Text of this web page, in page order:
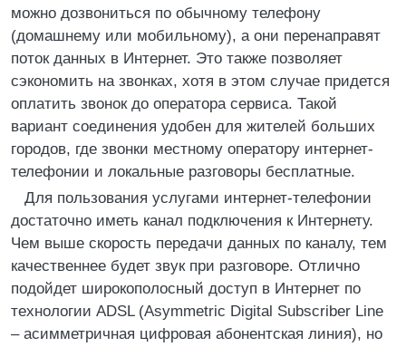
можно дозвониться по обычному телефону
(домашнему или мобильному), а они перенаправят
поток данных в Интернет. Это также позволяет
сэкономить на звонках, хотя в этом случае придется
оплатить звонок до оператора сервиса. Такой
вариант соединения удобен для жителей больших
городов, где звонки местному оператору интернет-
телефонии и локальные разговоры бесплатные.
Для пользования услугами интернет-телефонии
достаточно иметь канал подключения к Интернету.
Чем выше скорость передачи данных по каналу, тем
качественнее будет звук при разговоре. Отлично
подойдет широкополосный доступ в Интернет по
технологии ADSL (Asymmetric Digital Subscriber Line
– асимметричная цифровая абонентская линия), но